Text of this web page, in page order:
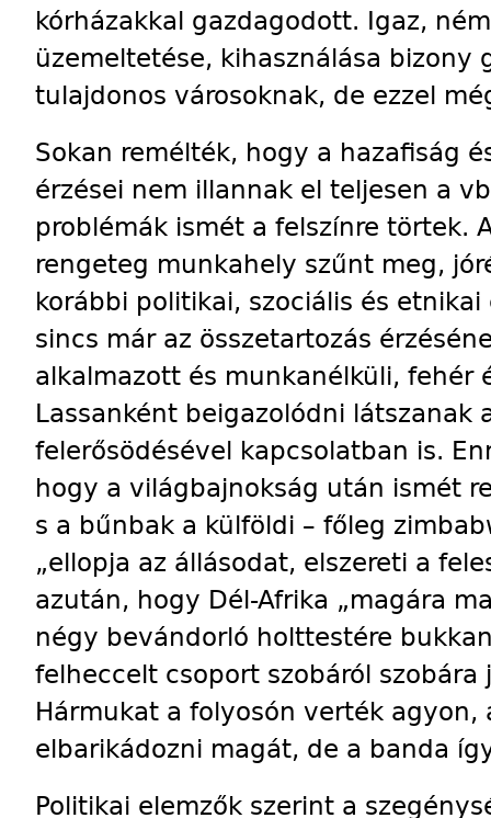
kórházakkal gazdagodott. Igaz,
üzemeltetése, kihasználása bizony
tulajdonos városoknak, de ezzel
Sokan remélték, hogy a hazafiság
érzései nem illannak el teljesen a
problémák ismét a felszínre törtek.
rengeteg munkahely szűnt meg,
korábbi politikai, szociális és
sincs már az összetartozás
alkalmazott és munkanélküli, fehér
Lassanként beigazolódni látszanak
felerősödésével kapcsolatban is.
hogy a világbajnokság után ismét
s a bűnbak a külföldi – főleg
„ellopja az állásodat, elszereti a
azután, hogy Dél-Afrika „magára
négy bevándorló holttestére
felheccelt csoport szobáról
Hármukat a folyosón verték
elbarikádozni magát, de a banda
Politikai elemzők szerint a